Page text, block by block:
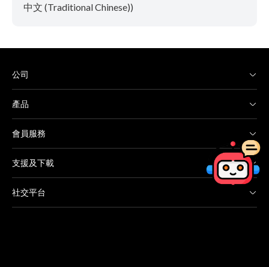
中文 (Traditional Chinese))
公司
產品
會員服務
支援及下載
社交平台